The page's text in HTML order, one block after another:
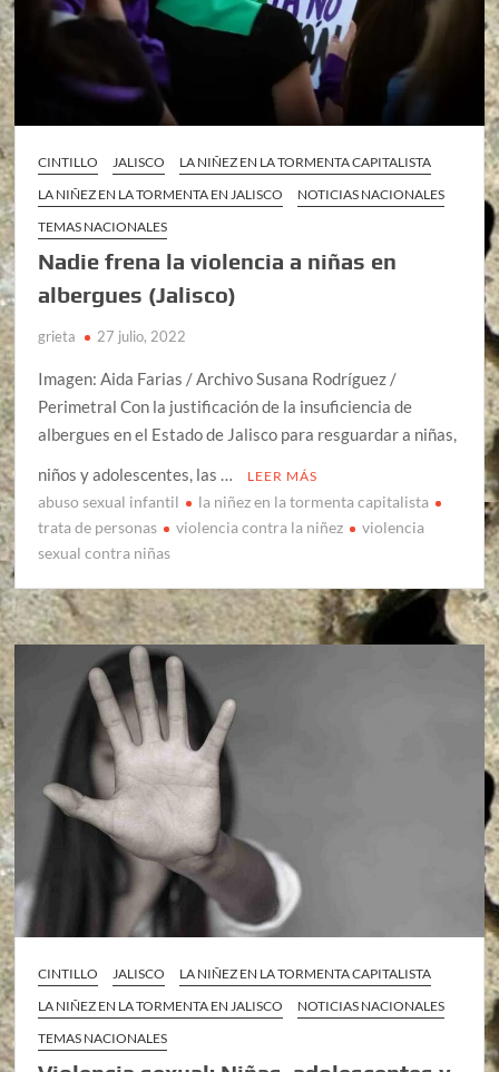
CINTILLO JALISCO
LA NIÑEZ EN LA TORMENTA CAPITALISTA
LA NIÑEZ EN LA TORMENTA EN JALISCO
NOTICIAS NACIONALES
TEMAS NACIONALES
Nadie frena la violencia a niñas en
albergues (Jalisco)
grieta 27 julio, 2022
Imagen: Aida Farias / Archivo Susana Rodríguez /
Perimetral Con la justificación de la insuficiencia de
albergues en el Estado de Jalisco para resguardar a niñas,
niños y adolescentes, las …
LEER MÁS
abuso sexual infantil
la niñez en la tormenta capitalista
trata de personas
violencia contra la niñez
violencia
sexual contra niñas
CINTILLO JALISCO
LA NIÑEZ EN LA TORMENTA CAPITALISTA
LA NIÑEZ EN LA TORMENTA EN JALISCO
NOTICIAS NACIONALES
TEMAS NACIONALES